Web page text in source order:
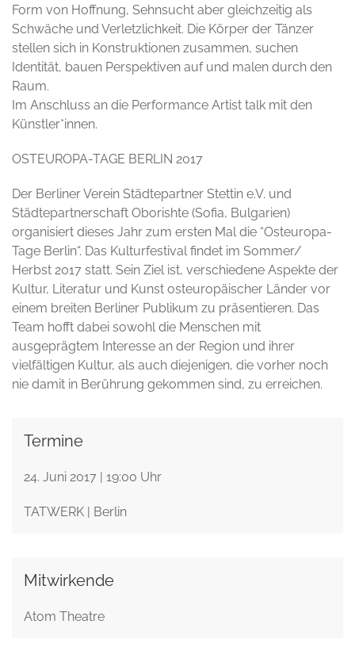
Form von Hoffnung, Sehnsucht aber gleichzeitig als
Schwäche und Verletzlichkeit. Die Körper der Tänzer
stellen sich in Konstruktionen zusammen, suchen
Identität, bauen Perspektiven auf und malen durch den
Raum.
Im Anschluss an die Performance Artist talk mit den
Künstler*innen.
OSTEUROPA-TAGE BERLIN 2017
Der Berliner Verein Städtepartner Stettin e.V. und
Städtepartnerschaft Oborishte (Sofia, Bulgarien)
organisiert dieses Jahr zum ersten Mal die “Osteuropa-
Tage Berlin“. Das Kulturfestival findet im Sommer/
Herbst 2017 statt. Sein Ziel ist, verschiedene Aspekte der
Kultur, Literatur und Kunst osteuropäischer Länder vor
einem breiten Berliner Publikum zu präsentieren. Das
Team hofft dabei sowohl die Menschen mit
ausgeprägtem Interesse an der Region und ihrer
vielfältigen Kultur, als auch diejenigen, die vorher noch
nie damit in Berührung gekommen sind, zu erreichen.
Termine
24. Juni 2017 | 19:00 Uhr
TATWERK | Berlin
Mitwirkende
Atom Theatre